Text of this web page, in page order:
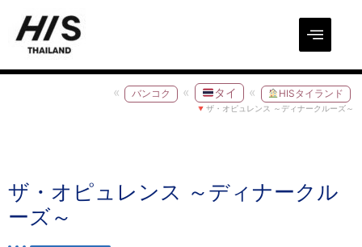
HISタイランド
タイ
バンコク
ザ・オピュレンス ～ディナークルーズ～
ザ・オピュレンス ～ディナークル
ーズ～